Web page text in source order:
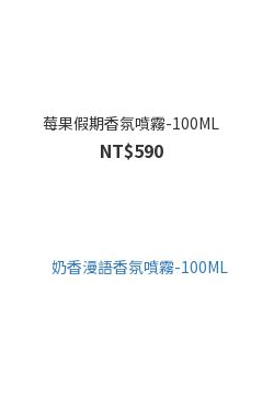
莓果假期香氛噴霧-100ML
NT$590